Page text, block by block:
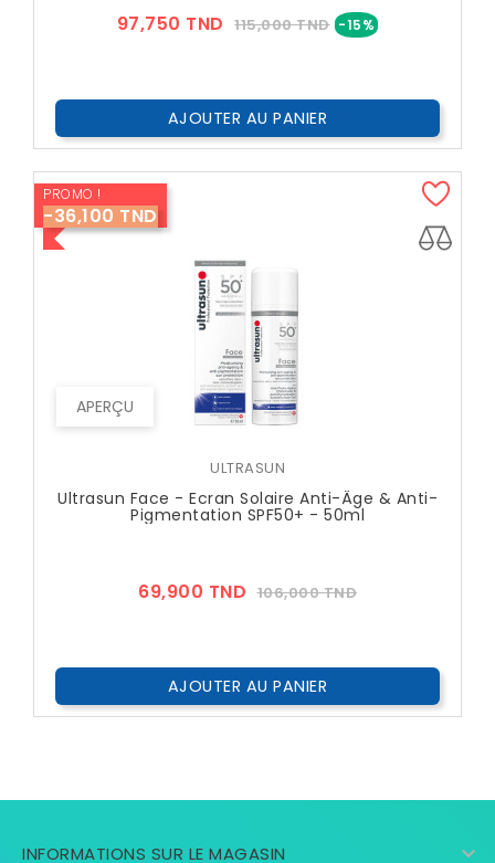
97,750 TND Prix
115,000 TND -15%Prix
AJOUTER AU PANIER
APERÇU
PROMO !
-36,100 TND
ULTRASUN
Ultrasun Face - Ecran Solaire Anti-Âge & Anti-
Pigmentation SPF50+ - 50ml
69,900 TND Prix
106,000 TNDPrix
AJOUTER AU PANIER
INFORMATIONS SUR LE MAGASIN 